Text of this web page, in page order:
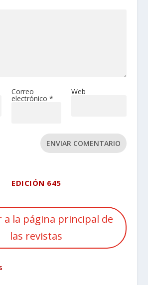
Correo
electrónico *
Web
ENVIAR COMENTARIO
EDICIÓN 645
a la página principal de
las revistas